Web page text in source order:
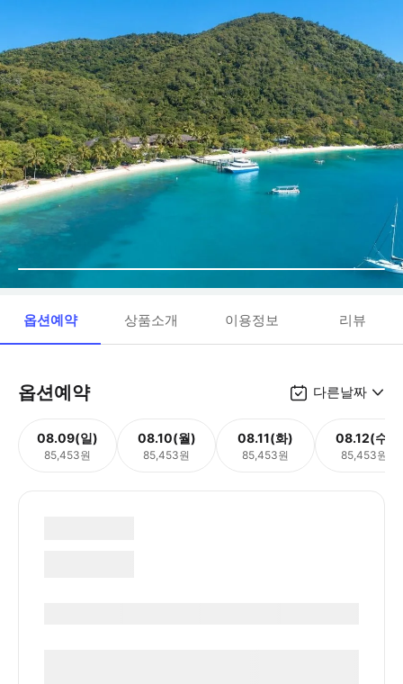
옵션예약 상품소개 이용정보 리뷰
옵션예약 다른날짜
08.09(일)
85,453원
08.10(월)
85,453원
08.11(화)
85,453원
08.12(수)
85,453원